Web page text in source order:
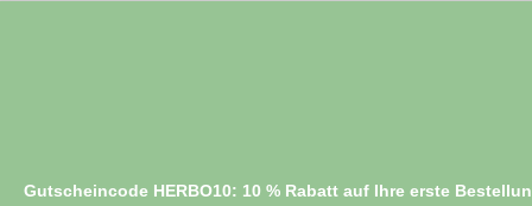
Gutscheincode HERBO10: 10 % Rabatt auf Ihre erste